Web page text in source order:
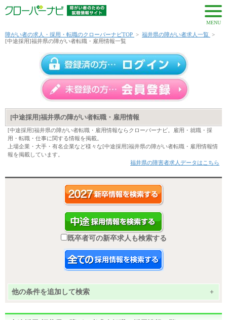
MENU
障がい者の求人・採用・転職のクローバーナビTOP > 福井県の障がい者求人一覧 >
[中途採用]福井県の障がい者転職・雇用情報一覧
[中途採用]福井県の障がい者転職・雇用情報
[中途採用]福井県の障がい者転職・雇用情報ならクローバーナビ。雇用・就職・採
用・転職・仕事に関する情報を掲載。
上場企業・大手・有名企業など様々な[中途採用]福井県の障がい者転職・雇用情報情
報を掲載しています。
福井県の障害者求人データはこちら
既卒者可の新卒求人も検索する
他の条件を追加して検索 +